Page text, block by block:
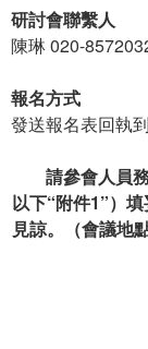
研討會聯繫人
陳琳020-
報名方式
發送報名表回執到
請參會人員
以下“附件1”）
見諒。（會議地